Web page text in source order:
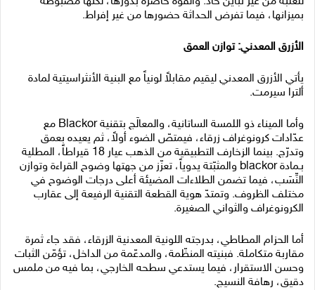
بميزانها، فيما تفرض الحداثة حضورها من غير إفراط.
الأزرق المعدني: توازن العمق
يأتي الأزرق المعدني ليقيم مقابلاً لونياً مع البنية الأنثراسيتية لمادة
ألترا سيرمت.
وأما الميناء ذو اللمسة الساتانية، والمعالَج بتقنية Blackor مع
عدّادات كرونوغراف زرقاء، فيمتصّ الضوء أولاً، ثم يعيده بعمق
وتدرّج. بينما الزخارف التطبيقية من الذهب عيار 18 قيراطاً، المطلية
بـمادة blackor والمثبّتة يدوياً، تعزّز من جهتها وضوح القراءة وتوازن
النِّسَب، فيما تضمن الطلاءات المضيئة أعلى درجات الوضوح في
مختلف الظروف. وتمتدّ هوية القطعة التقنية الرفيعة إلى عقارب
الكرونوغراف والثواني الصغيرة.
أما الحزام المطاطي، بدرجته اللونية المعدنية الزرقاء، فقد جاء ثمرة
مقاربة متكاملة. فبنيته المنظّمة، والمدعّمة من الداخل، تؤمّن الثبات
وحسن الاستقرار، فيما يستدعي سطحه الخارجي، بما فيه من ملمس
دقيق، رهافة النسيج.